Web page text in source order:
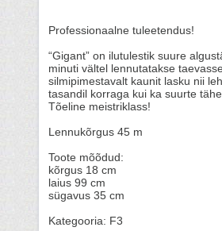
Professionaalne tuleetendus!
“Gigant” on ilutulestik suure
minuti vältel lennutatakse
silmipimestavalt kaunit lasku nii
tasandil korraga kui ka suurte
Tõeline meistriklass!
Lennukõrgus 45 m
Toote mõõdud:
kõrgus 18 cm
laius 99 cm
sügavus 35 cm
Kategooria: F3